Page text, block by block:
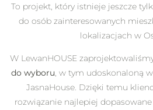
To projekt, który istnieje jeszcze
do osób zainteresowanych
lokalizacjach w
W LewanHOUSE
do wyboru, w tym udoskonaloną
JasnaHouse. Dzięki temu
rozwiązanie najlepiej